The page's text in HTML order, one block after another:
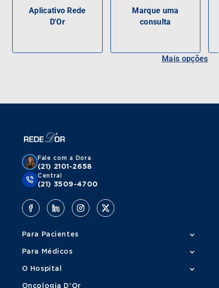
Aplicativo Rede
D'Or
Marque uma
consulta
Mais opções
Fale com a Dora
(21) 2101-2658
Central
(21) 3509-4700
Para Pacientes
Para Médicos
O Hospital
Oncologia D'Or